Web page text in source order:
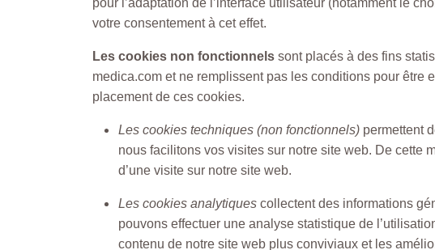
pour l’adaptation de l’interface utilisateur (notamment le
votre consentement à cet effet.
Les cookies non fonctionnels sont placés à des fins
medica.com et ne remplissent pas les conditions pour être
placement de ces cookies.
Les cookies techniques (non fonctionnels) permettent
nous facilitons vos visites sur notre site web. De cette
d’une visite sur notre site web.
Les cookies analytiques collectent des informations
pouvons effectuer une analyse statistique de
contenu de notre site web plus conviviaux et les